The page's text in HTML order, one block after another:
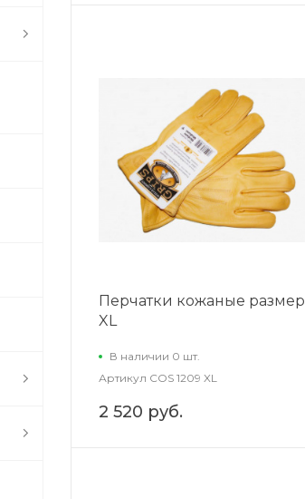
Перчатки кожаные размер
XL
В наличии 0 шт.
Артикул COS 1209 XL
2 520 руб.